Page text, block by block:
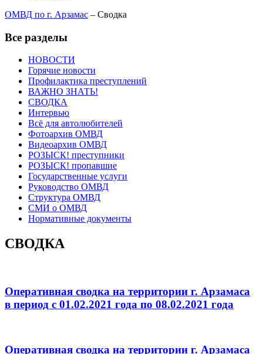
ОМВД по г. Арзамас – Сводка
Все разделы
НОВОСТИ
Горячие новости
Профилактика преступлений
ВАЖНО ЗНАТЬ!
СВОДКА
Интервью
Всё для автолюбителей
Фотоархив ОМВД
Видеоархив ОМВД
РОЗЫСК! преступники
РОЗЫСК! пропавшие
Государственные услуги
Руководство ОМВД
Структура ОМВД
СМИ о ОМВД
Нормативные документы
СВОДКА
Оперативная сводка на территории г. Арзамаса
в период с 01.02.2021 года по 08.02.2021 года
Оперативная сводка на территории г. Арзамаса